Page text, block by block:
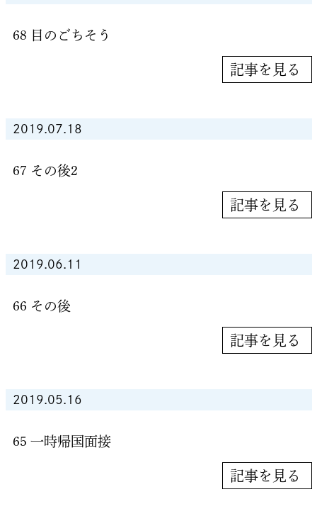
68 目のごちそう
記事を見る
2019.07.18
67 その後2
記事を見る
2019.06.11
66 その後
記事を見る
2019.05.16
65 一時帰国面接
記事を見る